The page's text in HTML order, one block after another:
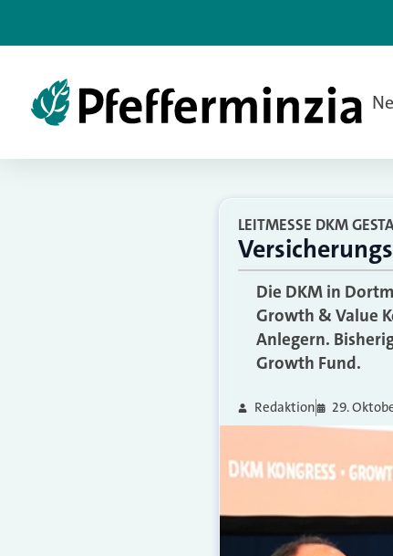
LEITMESSE DKM
Die DKM in
Growth & Value
Anlegern.
Growth Fund.
Redaktion 29.